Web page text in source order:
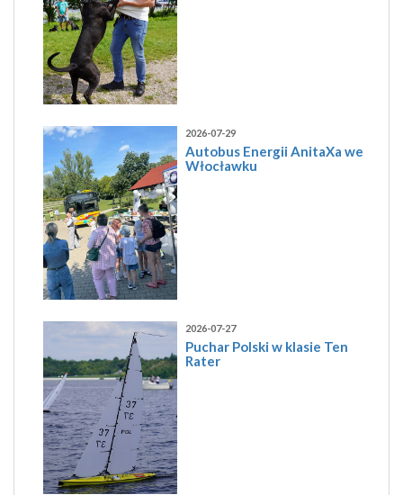
2026-07-29
Autobus Energii AnitaXa we
Włocławku
2026-07-27
Puchar Polski w klasie Ten
Rater